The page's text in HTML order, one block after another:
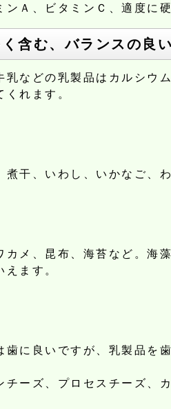
ンＡ、ビタミンＣ、適度に
含む、バランスの良
乳などの乳製品はカルシウ
くれます。
煮干、いわし、いかなご、
カメ、昆布、海苔など。海
えます。
歯に良いですが、乳製品を
チーズ、プロセスチーズ、